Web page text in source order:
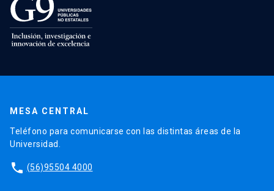
MESA CENTRAL
Teléfono para comunicarse con las distintas áreas de la
Universidad.
phone (56)95504 4000